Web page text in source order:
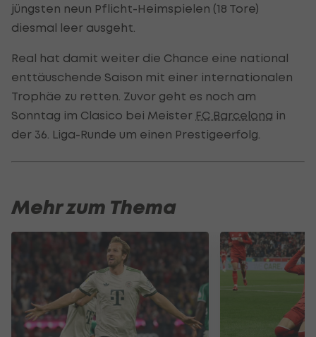
jüngsten neun Pflicht-Heimspielen (18 Tore)
diesmal leer ausgeht.
Real hat damit weiter die Chance eine national
enttäuschende Saison mit einer internationalen
Trophäe zu retten. Zuvor geht es noch am
Sonntag im Clasico bei Meister FC Barcelona in
der 36. Liga-Runde um einen Prestigeerfolg.
Mehr zum Thema